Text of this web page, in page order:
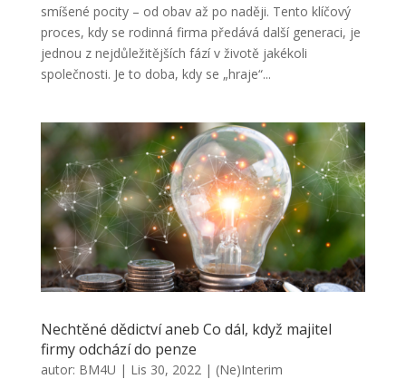
smíšené pocity – od obav až po naději. Tento klíčový
proces, kdy se rodinná firma předává další generaci, je
jednou z nejdůležitějších fází v životě jakékoli
společnosti. Je to doba, kdy se „hraje“...
Nechtěné dědictví aneb Co dál, když majitel
firmy odchází do penze
autor: BM4U | Lis 30, 2022| (Ne)Interim